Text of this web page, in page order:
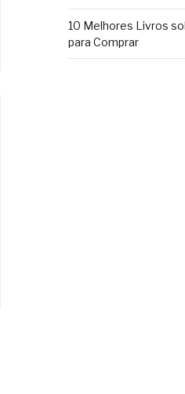
10 Melhores Livros
para Comprar